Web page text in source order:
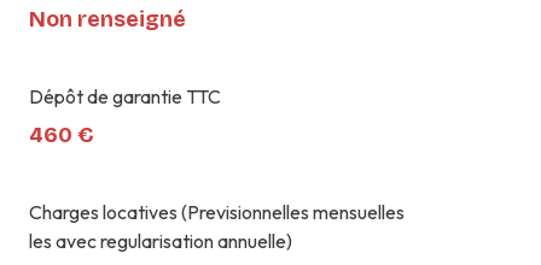
Non renseigné
Dépôt de garantie TTC
460 €
Charges locatives (Previsionnelles mensuelles
les avec regularisation annuelle)